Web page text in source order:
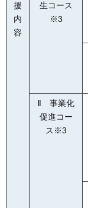
援
内
容
生コース
※3
Ⅱ 事業化
促進コー
ス※3